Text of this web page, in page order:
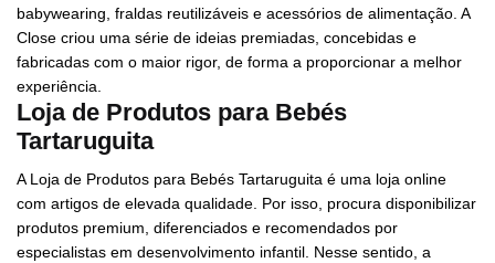
babywearing, fraldas reutilizáveis e acessórios de alimentação. A
Close criou uma série de ideias premiadas, concebidas e
fabricadas com o maior rigor, de forma a proporcionar a melhor
experiência.
Loja de Produtos para Bebés
Tartaruguita
A Loja de Produtos para Bebés Tartaruguita é uma loja online
com artigos de elevada qualidade. Por isso, procura disponibilizar
produtos premium, diferenciados e recomendados por
especialistas em desenvolvimento infantil. Nesse sentido, a